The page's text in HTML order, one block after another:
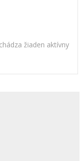
žiaden aktívny